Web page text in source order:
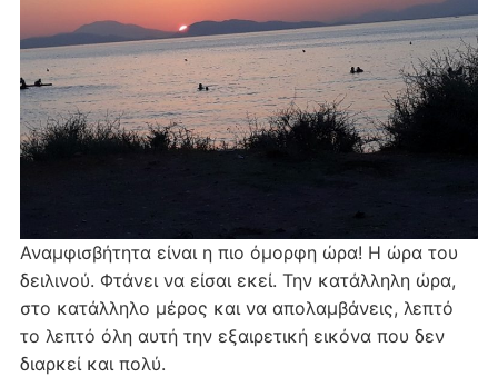
Αναμφισβήτητα είναι η πιο όμορφη ώρα! Η ώρα του
δειλινού. Φτάνει να είσαι εκεί. Την κατάλληλη ώρα,
στο κατάλληλο μέρος και να απολαμβάνεις, λεπτό
το λεπτό όλη αυτή την εξαιρετική εικόνα που δεν
διαρκεί και πολύ.